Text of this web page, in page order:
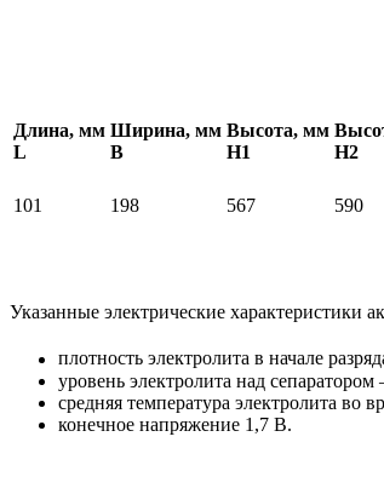
Длина, мм
L
Ширина, мм
В
Высота, мм
H1
H2
101 198 567 590
Указанные электрические характеристики
плотность электролита в начале
уровень электролита над
средняя температура электролита во
конечное напряжение 1,7 В.